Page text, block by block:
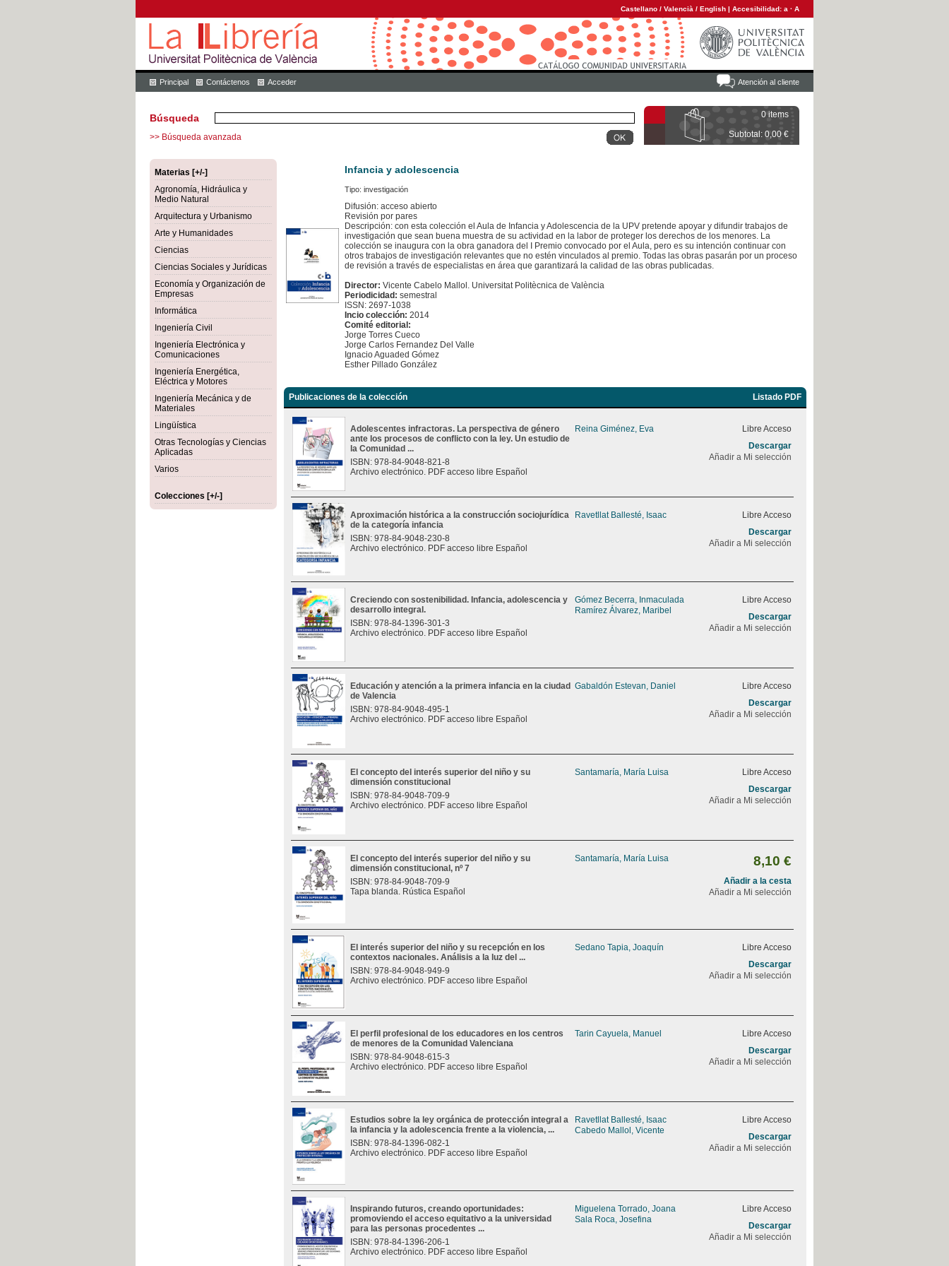
Castellano / Valencià / English | Accesibilidad: a · A
Atención al cliente
Principal Contáctenos Acceder
0 items
Subtotal: 0,00 €
Búsqueda
>> Búsqueda avanzada
Materias [+/-]
Agronomía, Hidráulica y
Medio Natural
Arquitectura y Urbanismo
Arte y Humanidades
Ciencias
Ciencias Sociales y Jurídicas
Economía y Organización de
Empresas
Informática
Ingeniería Civil
Ingeniería Electrónica y
Comunicaciones
Ingeniería Energética,
Eléctrica y Motores
Ingeniería Mecánica y de
Materiales
Lingüística
Otras Tecnologías y Ciencias
Aplicadas
Varios
Colecciones [+/-]
Infancia y adolescencia
Tipo: investigación
Difusión: acceso abierto
Revisión por pares
Descripción: con esta colección el Aula de Infancia y Adolescencia de la UPV pretende apoyar y difundir trabajos de
investigación que sean buena muestra de su actividad en la labor de proteger los derechos de los menores. La
colección se inaugura con la obra ganadora del I Premio convocado por el Aula, pero es su intención continuar con
otros trabajos de investigación relevantes que no estén vinculados al premio. Todas las obras pasarán por un proceso
de revisión a través de especialistas en área que garantizará la calidad de las obras publicadas.
Director: Vicente Cabelo Mallol. Universitat Politècnica de València
Periodicidad: semestral
ISSN: 2697-1038
Incio colección: 2014
Comité editorial:
Jorge Torres Cueco
Jorge Carlos Fernandez Del Valle
Ignacio Aguaded Gómez
Esther Pillado González
Publicaciones de la colección Listado PDF
Adolescentes infractoras. La perspectiva de género
ante los procesos de conflicto con la ley. Un estudio de
la Comunidad ...
ISBN: 978-84-9048-821-8
Archivo electrónico. PDF acceso libre Español
Reina Giménez, Eva
Libre Acceso
Descargar
Añadir a Mi selección
Aproximación histórica a la construcción sociojurídica
de la categoría infancia
ISBN: 978-84-9048-230-8
Archivo electrónico. PDF acceso libre Español
Ravetllat Ballesté, Isaac
Libre Acceso
Descargar
Añadir a Mi selección
Creciendo con sostenibilidad. Infancia, adolescencia y
desarrollo integral.
ISBN: 978-84-1396-301-3
Archivo electrónico. PDF acceso libre Español
Gómez Becerra, Inmaculada
Ramírez Álvarez, Maribel
Libre Acceso
Descargar
Añadir a Mi selección
Educación y atención a la primera infancia en la ciudad
de Valencia
ISBN: 978-84-9048-495-1
Archivo electrónico. PDF acceso libre Español
Gabaldón Estevan, Daniel
Libre Acceso
Descargar
Añadir a Mi selección
El concepto del interés superior del niño y su
dimensión constitucional
ISBN: 978-84-9048-709-9
Archivo electrónico. PDF acceso libre Español
Santamaría, María Luisa
Libre Acceso
Descargar
Añadir a Mi selección
El concepto del interés superior del niño y su
dimensión constitucional, nº 7
ISBN: 978-84-9048-709-9
Tapa blanda. Rústica Español
Santamaría, María Luisa 8,10 €
Añadir a la cesta
Añadir a Mi selección
El interés superior del niño y su recepción en los
contextos nacionales. Análisis a la luz del ...
ISBN: 978-84-9048-949-9
Archivo electrónico. PDF acceso libre Español
Sedano Tapia, Joaquín
Libre Acceso
Descargar
Añadir a Mi selección
El perfil profesional de los educadores en los centros
de menores de la Comunidad Valenciana
ISBN: 978-84-9048-615-3
Archivo electrónico. PDF acceso libre Español
Tarin Cayuela, Manuel
Libre Acceso
Descargar
Añadir a Mi selección
Estudios sobre la ley orgánica de protección integral a
la infancia y la adolescencia frente a la violencia, ...
ISBN: 978-84-1396-082-1
Archivo electrónico. PDF acceso libre Español
Ravetllat Ballesté, Isaac
Cabedo Mallol, Vicente
Libre Acceso
Descargar
Añadir a Mi selección
Inspirando futuros, creando oportunidades:
promoviendo el acceso equitativo a la universidad
para las personas procedentes ...
ISBN: 978-84-1396-206-1
Archivo electrónico. PDF acceso libre Español
Miguelena Torrado, Joana
Sala Roca, Josefina
Libre Acceso
Descargar
Añadir a Mi selección